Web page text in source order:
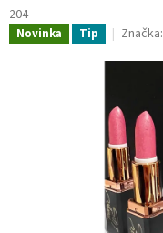
204
Novinka Tip Značka: